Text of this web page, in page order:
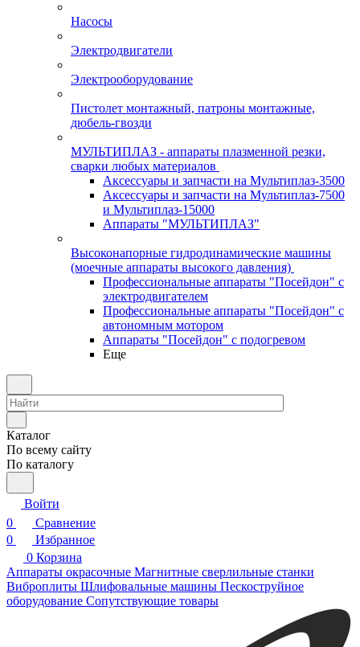
Насосы
Электродвигатели
Электрооборудование
Пистолет монтажный, патроны монтажные,
дюбель-гвозди
МУЛЬТИПЛАЗ - аппараты плазменной резки,
сварки любых материалов
Аксессуары и запчасти на Мультиплаз-3500
Аксессуары и запчасти на Мультиплаз-7500
и Мультиплаз-15000
Аппараты "МУЛЬТИПЛАЗ"
Высоконапорные гидродинамические машины
(моечные аппараты высокого давления)
Профессиональные аппараты "Посейдон" с
электродвигателем
Профессиональные аппараты "Посейдон" с
автономным мотором
Аппараты "Посейдон" с подогревом
Еще
Каталог
По всему сайту
По каталогу
Войти
0
Сравнение
0
Избранное
0 Корзина
Аппараты окрасочные Магнитные сверлильные станки
Виброплиты Шлифовальные машины Пескоструйное
оборудование Сопутствующие товары